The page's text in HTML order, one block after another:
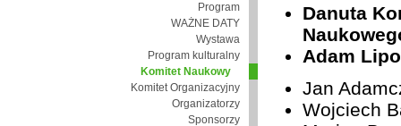
Program
WAŻNE DATY
Wystawa
Program kulturalny
Komitet Naukowy
Komitet Organizacyjny
Organizatorzy
Sponsorzy
Danuta
Adam
Jan
Wojciech